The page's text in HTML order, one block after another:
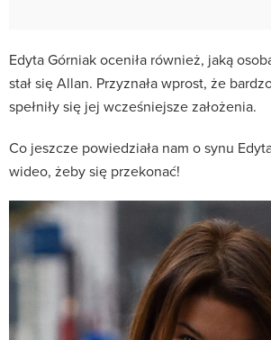
Edyta Górniak oceniła również, jaką
stał się Allan. Przyznała wprost, że
spełniły się jej wcześniejsze założenia.
Co jeszcze powiedziała nam o synu
wideo, żeby się przekonać!